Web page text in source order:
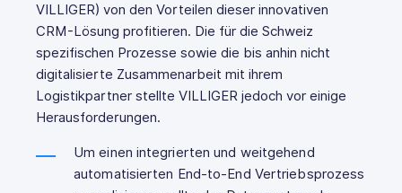
VILLIGER) von den Vorteilen dieser innovativen
CRM-Lösung profitieren. Die für die Schweiz
spezifischen Prozesse sowie die bis anhin nicht
digitalisierte Zusammenarbeit mit ihrem
Logistikpartner stellte VILLIGER jedoch vor einige
Herausforderungen.
Um einen integrierten und weitgehend
automatisierten End-to-End Vertriebsprozess